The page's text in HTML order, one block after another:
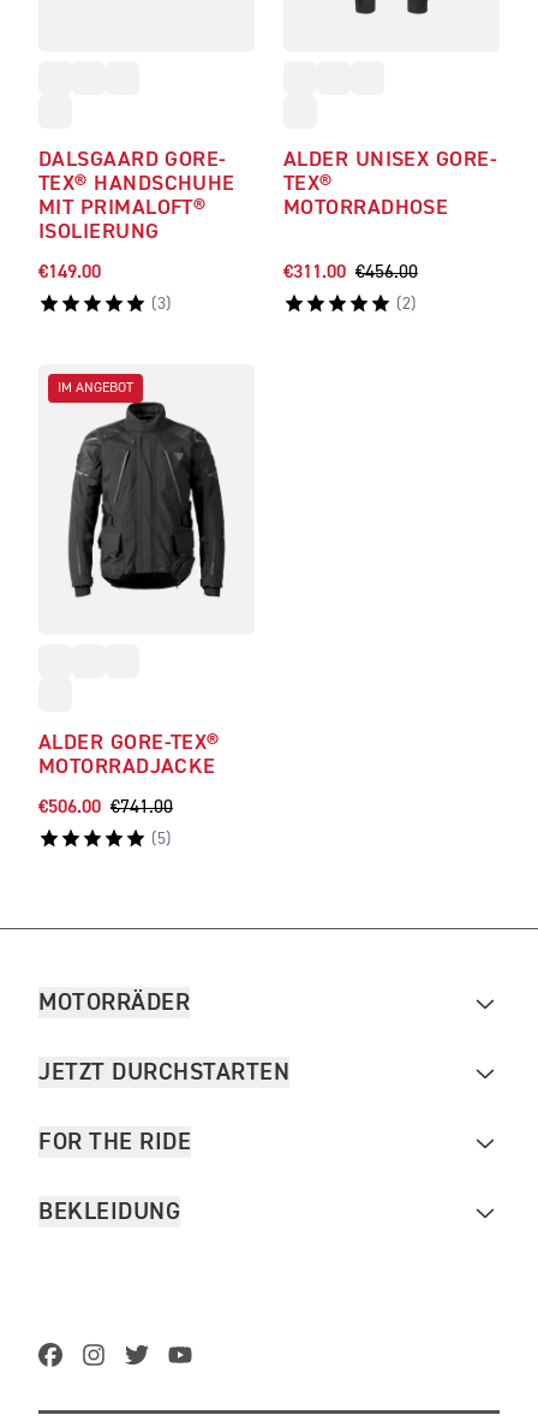
DALSGAARD GORE-
TEX® HANDSCHUHE
MIT PRIMALOFT®
ISOLIERUNG
€149.00
(3)
ALDER UNISEX GORE-
TEX®
MOTORRADHOSE
€311.00 €456.00
(2)
IM ANGEBOT
ALDER GORE-TEX®
MOTORRADJACKE
€506.00 €741.00
( 5)
MOTORRÄDER
JETZT DURCHSTARTEN
FOR THE RIDE
BEKLEIDUNG